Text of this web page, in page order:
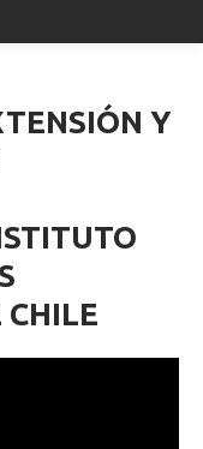
Y
CHILE